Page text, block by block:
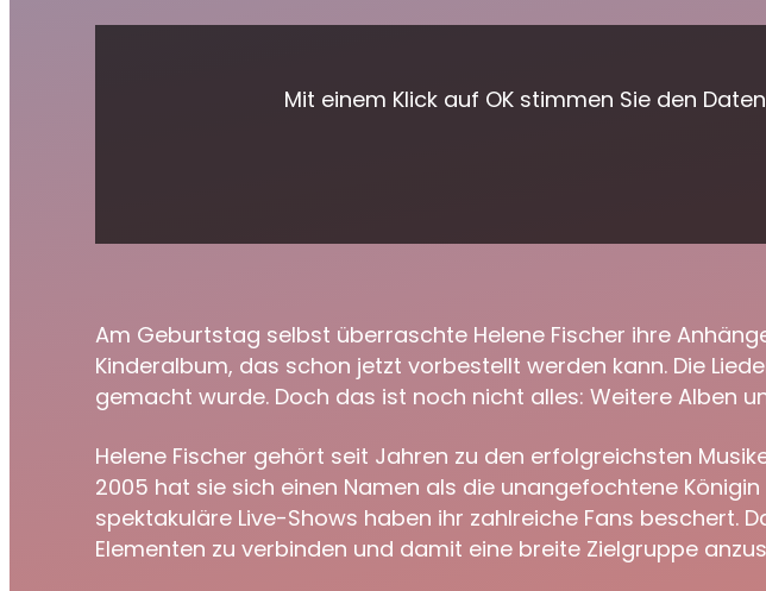
Mit einem Klick auf OK stimmen Sie den
Am Geburtstag selbst überraschte Helene Fischer ihre
Kinderalbum, das schon jetzt vorbestellt werden kann. Die
gemacht wurde. Doch das ist noch nicht alles: Weitere Alben
Helene Fischer gehört seit Jahren zu den erfolgreichsten
2005 hat sie sich einen Namen als die unangefochtene
spektakuläre Live-Shows haben ihr zahlreiche Fans beschert.
Elementen zu verbinden und damit eine breite Zielgruppe